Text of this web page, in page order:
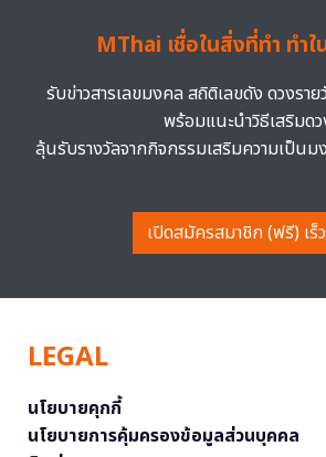
MThai เชื่อในสิ่งที่ทำ ทำใ
รับข่าวสารเลขมงคล สถิติเลขดัง ดวงรา
พร้อมแนะนำวิธีเสริมด
ลุ้นรับรางวัลจากกิจกรรมเสริมความเป็นม
เปิดสมัครสมาชิก (ฟรี) เร็
LEGAL
นโยบายคุกกี้
นโยบายการคุ้มครองข้อมูลส่วนบุคคล